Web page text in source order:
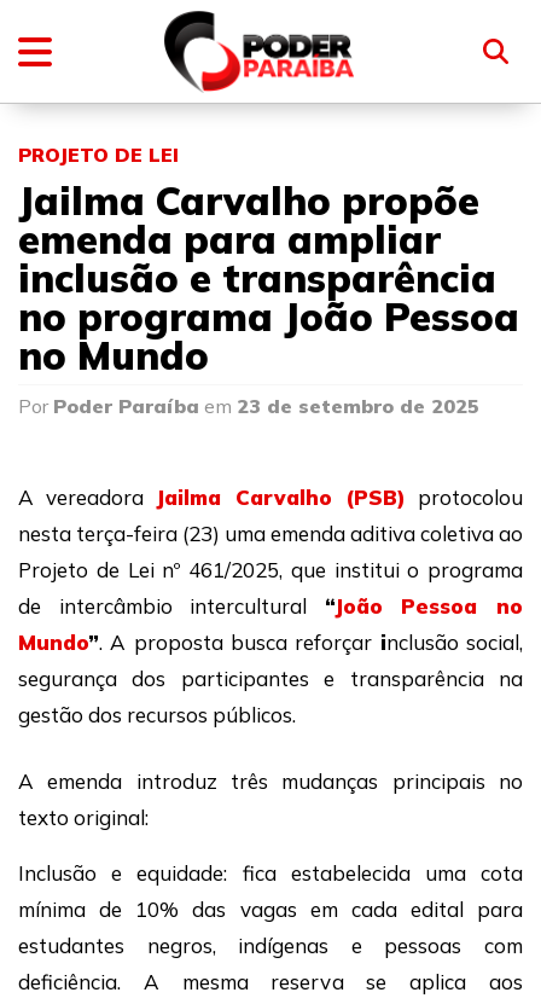
PROJETO DE LEI
Jailma Carvalho propõe
emenda para ampliar
inclusão e transparência
no programa João Pessoa
no Mundo
Por Poder Paraíba em 23 de setembro de 2025
A vereadora Jailma Carvalho (PSB) protocolou
nesta terça-feira (23) uma emenda aditiva coletiva ao
Projeto de Lei nº 461/2025, que institui o programa
de intercâmbio intercultural “João Pessoa no
Mundo”. A proposta busca reforçar inclusão social,
segurança dos participantes e transparência na
gestão dos recursos públicos.
A emenda introduz três mudanças principais no
texto original:
Inclusão e equidade: fica estabelecida uma cota
mínima de 10% das vagas em cada edital para
estudantes negros, indígenas e pessoas com
deficiência. A mesma reserva se aplica aos